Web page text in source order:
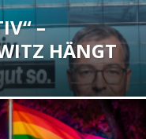
–
HÄNGT